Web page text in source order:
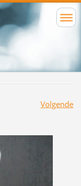
Volgende